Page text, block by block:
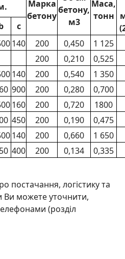
Марка
бетону
бетону,
м3
Маса,
тонн
c
140 200 0,450
1 125
200 0,210
0,525
140 200 0,540
1 350
900 200 0,280
0,700
160 200 0,720
1800
450 200 0,190
0,475
140 200 0,660
1 650
400 200 0,134 0,335
постачання, логістику та
Ви можете уточнити,
(розділ